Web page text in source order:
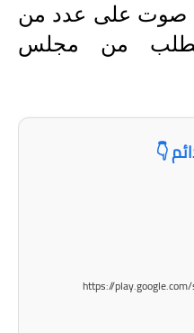
المرحلة الابتدائية
دروس
صوت على عدد من
بطلب من مجلس
👇
https://